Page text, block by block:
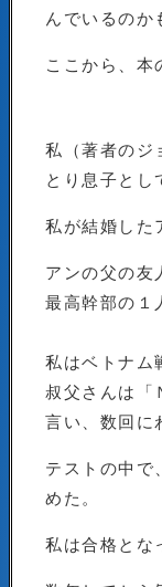
んでいるのか
ここから、本
私（著者のジ
とり息子とし
私が結婚した
アンの父の友
最高幹部の１
私はベトナム
叔父さんは「
言い、数回に
テストの中で
めた。
私は合格とな